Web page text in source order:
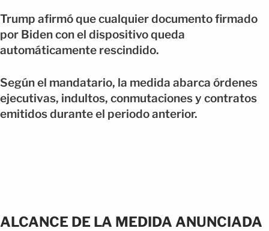
Trump afirmó que cualquier documento firmado
por Biden con el dispositivo queda
automáticamente rescindido.
Según el mandatario, la medida abarca órdenes
ejecutivas, indultos, conmutaciones y contratos
emitidos durante el periodo anterior.
ALCANCE DE LA MEDIDA ANUNCIADA